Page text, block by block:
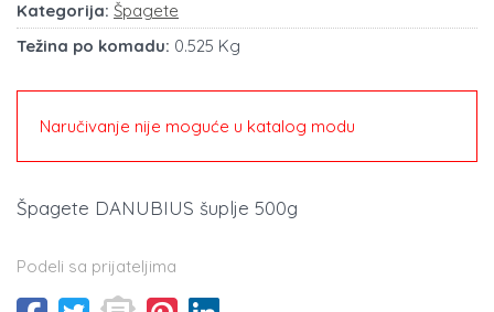
Kategorija: Špagete
Težina po komadu: 0.525 Kg
Naručivanje nije moguće u katalog modu
Špagete DANUBIUS šuplje 500g
Podeli sa prijateljima